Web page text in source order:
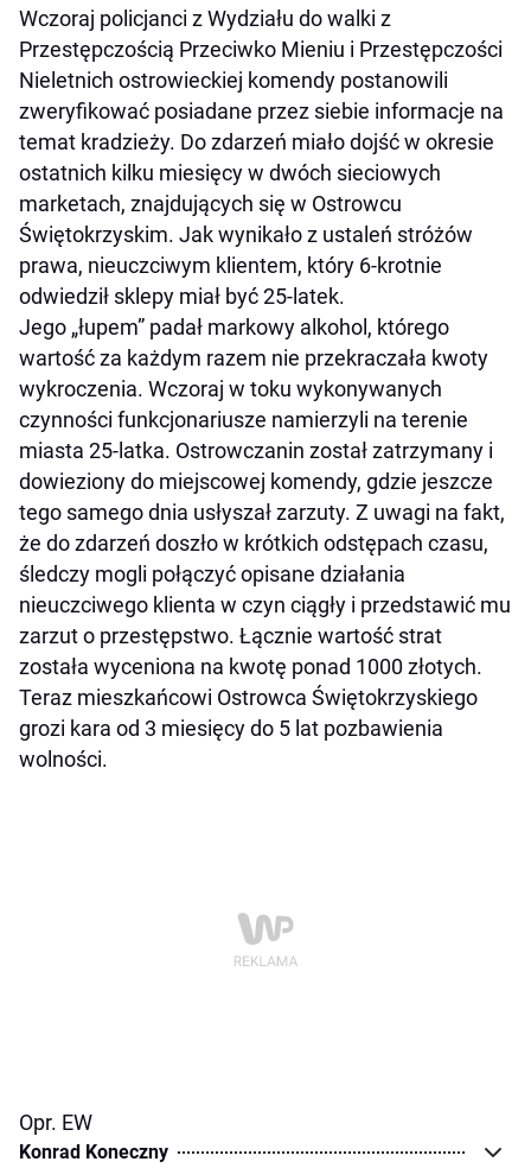
Wczoraj policjanci z Wydziału do walki z
Przestępczością Przeciwko Mieniu i Przestępczości
Nieletnich ostrowieckiej komendy postanowili
zweryfikować posiadane przez siebie informacje na
temat kradzieży. Do zdarzeń miało dojść w okresie
ostatnich kilku miesięcy w dwóch sieciowych
marketach, znajdujących się w Ostrowcu
Świętokrzyskim. Jak wynikało z ustaleń stróżów
prawa, nieuczciwym klientem, który 6-krotnie
odwiedził sklepy miał być 25-latek.
Jego „łupem” padał markowy alkohol, którego
wartość za każdym razem nie przekraczała kwoty
wykroczenia. Wczoraj w toku wykonywanych
czynności funkcjonariusze namierzyli na terenie
miasta 25-latka. Ostrowczanin został zatrzymany i
dowieziony do miejscowej komendy, gdzie jeszcze
tego samego dnia usłyszał zarzuty. Z uwagi na fakt,
że do zdarzeń doszło w krótkich odstępach czasu,
śledczy mogli połączyć opisane działania
nieuczciwego klienta w czyn ciągły i przedstawić mu
zarzut o przestępstwo. Łącznie wartość strat
została wyceniona na kwotę ponad 1000 złotych.
Teraz mieszkańcowi Ostrowca Świętokrzyskiego
grozi kara od 3 miesięcy do 5 lat pozbawienia
wolności.
Opr. EW
Konrad Koneczny